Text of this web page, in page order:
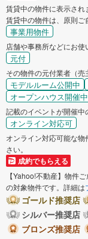
賃貸中の物件に表示され
賃貸中の物件は、原則ご
事業用物件
店舗や事務所などにお使
元付
その物件の元付業者（売
モデルルーム公開中
オープンハウス開催中
記載のイベントが開催中
オンライン対応可
オンライン対応可能な
さい。
成約でもらえる
【Yahoo!不動産】物件
の対象物件です。詳細は
ゴールド推奨店
シルバー推奨店
ブロンズ推奨店